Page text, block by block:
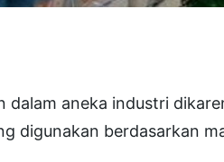
aneka industri
berdasarkan